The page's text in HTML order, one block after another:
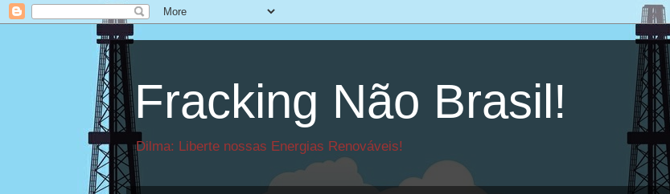
Fracking Não Brasil!
Dilma: Liberte nossas Energias Renováveis!